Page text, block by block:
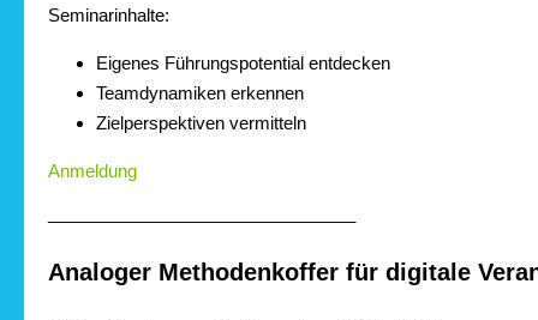
Seminarinhalte:
Eigenes Führungspotential entdecken
Teamdynamiken erkennen
Zielperspektiven vermitteln
Anmeldung
Analoger Methodenkoffer für digitale